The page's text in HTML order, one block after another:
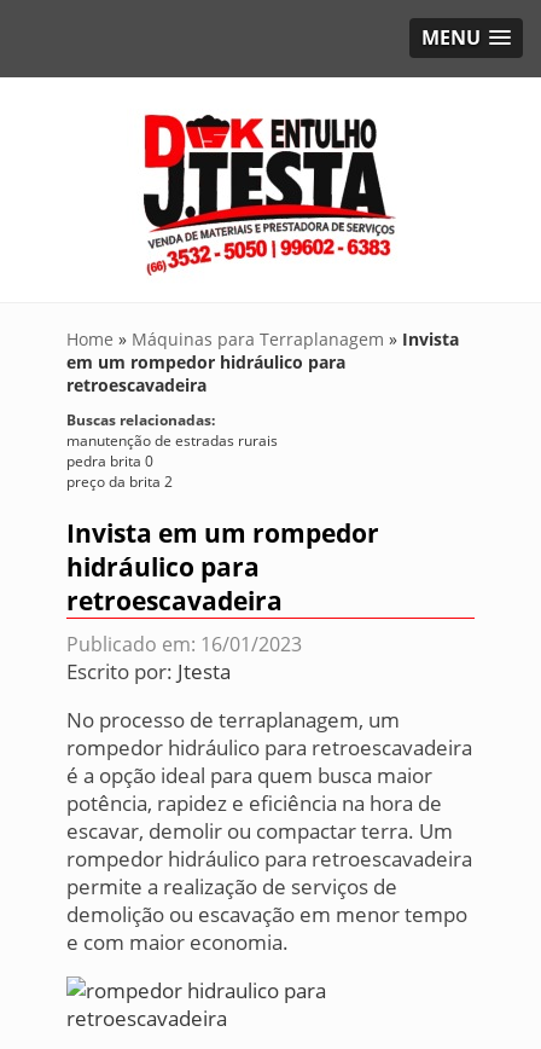
MENU
Home » Máquinas para Terraplanagem » Invista
em um rompedor hidráulico para
retroescavadeira
Buscas relacionadas:
manutenção de estradas rurais
pedra brita 0
preço da brita 2
Invista em um rompedor
hidráulico para
retroescavadeira
Publicado em: 16/01/2023
Escrito por: Jtesta
No processo de terraplanagem, um
rompedor hidráulico para retroescavadeira
é a opção ideal para quem busca maior
potência, rapidez e eficiência na hora de
escavar, demolir ou compactar terra. Um
rompedor hidráulico para retroescavadeira
permite a realização de serviços de
demolição ou escavação em menor tempo
e com maior economia.